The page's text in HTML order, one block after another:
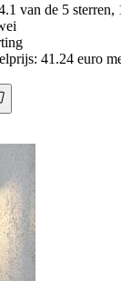
van de 5 sterren,
41.24 euro